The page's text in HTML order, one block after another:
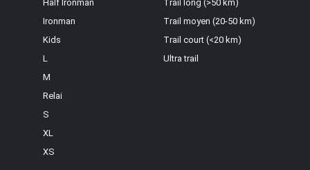
Half Ironman
Ironman
Kids
L
M
Relai
S
XL
XS
Trail long (>50 km)
Trail moyen (20-50 km)
Trail court (<20 km)
Ultra trail